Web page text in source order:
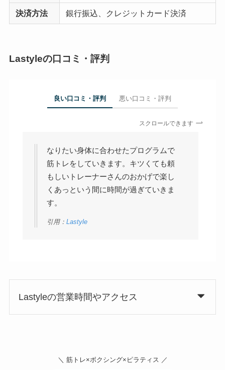
決済方法 銀行振込、クレジットカード決済
Lastyleの口コミ・評判
良い口コミ・評判 悪い口コミ・評判
スクロールできます
なりたい身体に合わせたプログラムで
筋トレをしていきます。キツくても頼
もしいトレーナーさんのおかげで楽し
くあっという間に時間が過ぎていきま
す。
引用：Lastyle
Lastyleの営業時間やアクセス
＼ 筋トレ×ボクシング×ピラティス ／